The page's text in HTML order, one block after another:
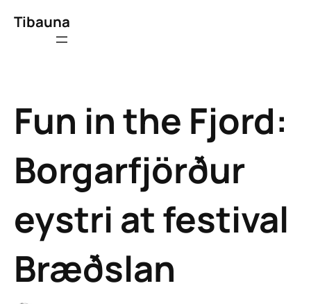
Tibauna
Fun in the Fjord:
Borgarfjörður
eystri at festival
Bræðslan